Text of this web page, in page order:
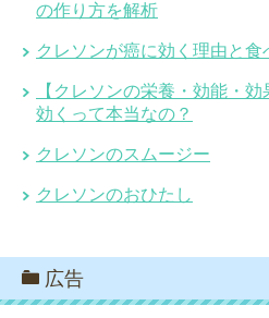
の作り方を解析
クレソンが癌に効く理由と
【クレソンの栄養・効能・
効くって本当なの？
クレソンのスムージー
クレソンのおひたし
広告